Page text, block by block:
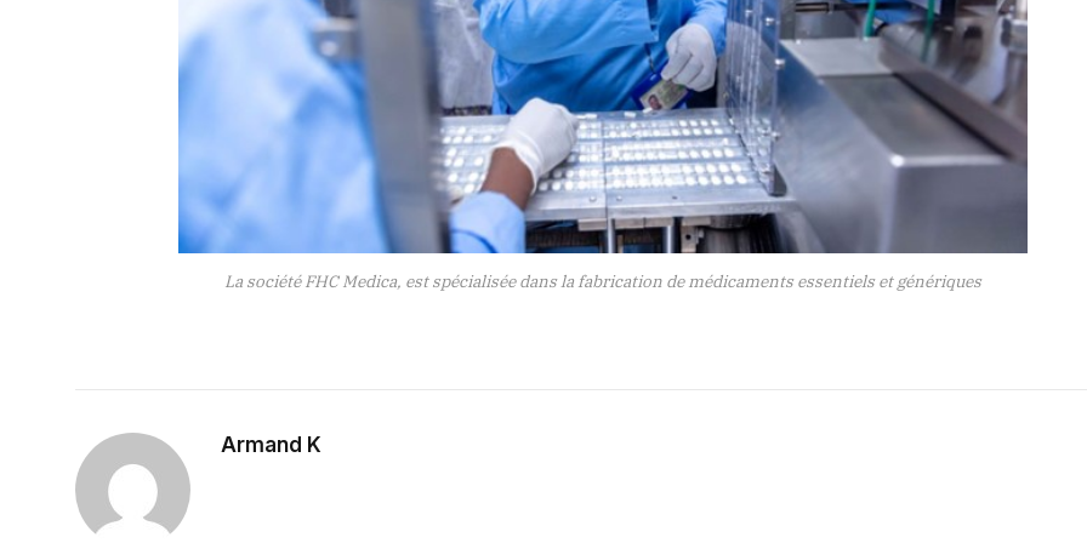
La société FHC Medica, est spécialisée dans la fabrication de médicaments essentiels et génériques
Armand K